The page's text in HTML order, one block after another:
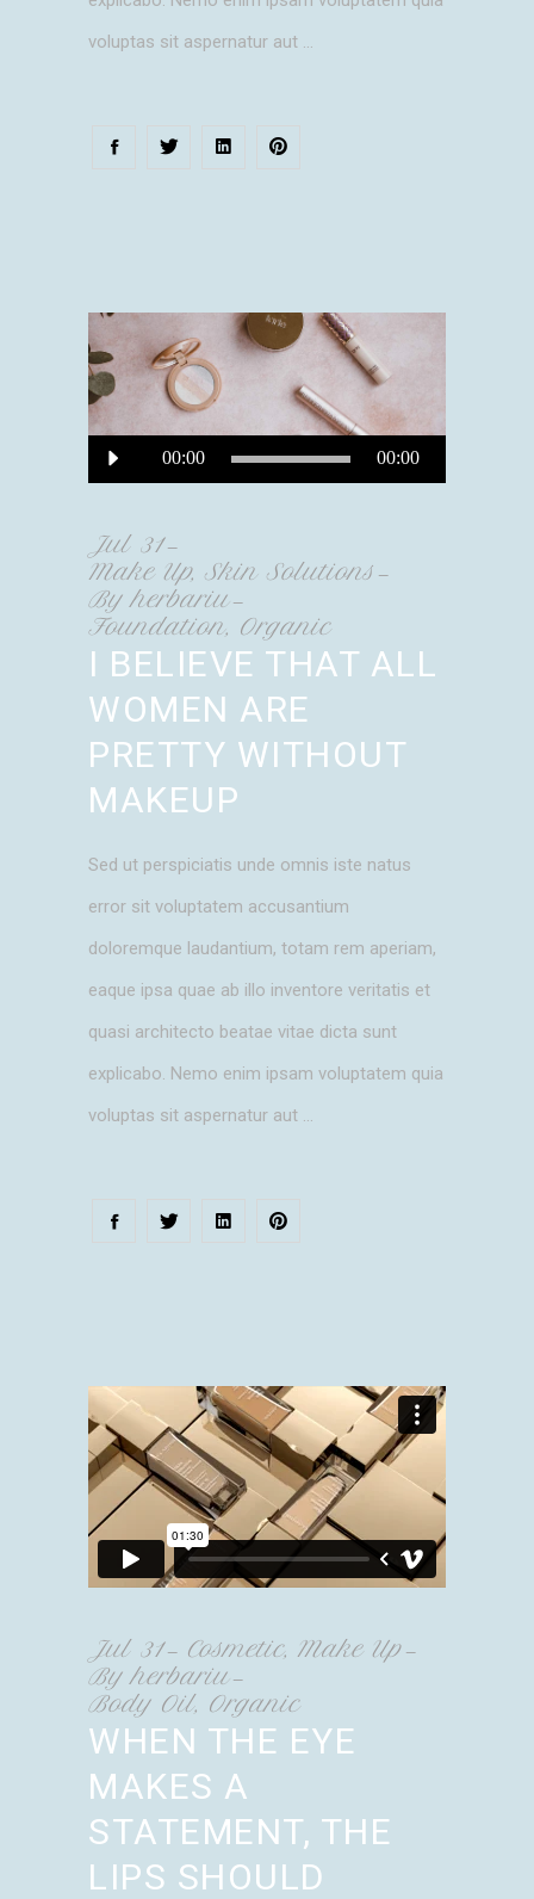
voluptas sit aspernatur aut
Audio
00:00 00:00
Jul 31
Make Up, Skin Solutions
Byherbariu
Foundation, Organic
I BELIEVE THAT ALL
WOMEN ARE
PRETTY WITHOUT
MAKEUP
Sed ut perspiciatis unde omnis iste natus
error sit voluptatem accusantium
doloremque laudantium, totam rem aperiam,
eaque ipsa quae ab illo inventore veritatis et
quasi architecto beatae vitae dicta sunt
explicabo. Nemo enim ipsam voluptatem quia
voluptas sit aspernatur aut
Jul 31 Cosmetic, Make Up
Byherbariu
Body Oil, Organic
WHEN THE EYE
MAKES A
STATEMENT, THE
LIPS SHOULD